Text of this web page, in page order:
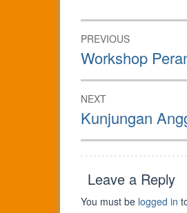
Post
navigation
PREVIOUS
Previous
post:
Workshop
NEXT
Next
post:
Kunjungan
Leave a Reply
You must be logged in